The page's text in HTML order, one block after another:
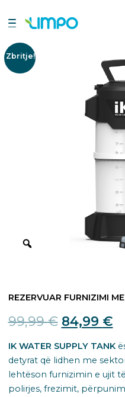
Zbritje!
REZERVUAR FURNIZIMI
99,99€ Original
price
was:
99,99 €.
84,99 €
is:
IK WATER SUPPLY TANK
detyrat që lidhen me
lehtëson furnizimin e ujit
polirjes, frezimit,